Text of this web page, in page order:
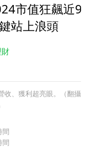
市值狂飆近9
站上浪頭
收、獲利超亮眼。（翻攝
間
間